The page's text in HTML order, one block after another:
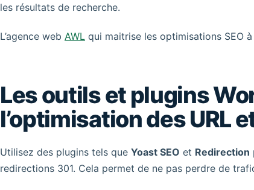
les résultats de recherche.
L’agence web AWL qui maitrise les optimisations SEO à
Les outils et plugins
l’optimisation des URL
Utilisez des plugins tels que Yoast SEO et Redirection
redirections 301. Cela permet de ne pas perdre de